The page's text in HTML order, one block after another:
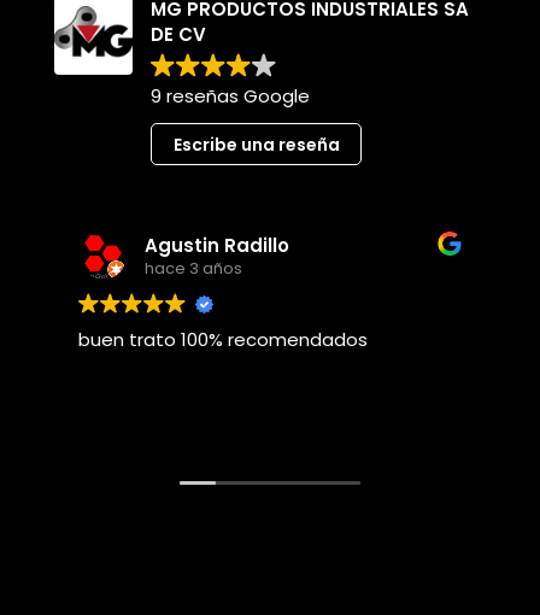
MG PRODUCTOS INDUSTRIALES SA
DE CV
9 reseñas Google
Escribe una reseña
Agustin Radillo
hace 3 años
buen trato 100% recomendados